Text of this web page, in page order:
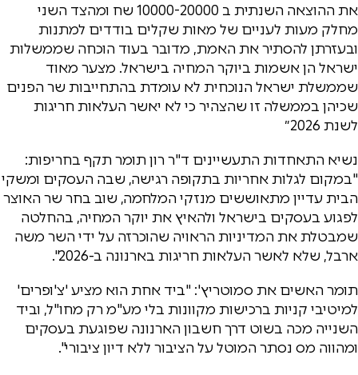
את ההוצאה השנתית ב 10000-20000 שח ומהצד השני
מחלק מעות לעניים של מאות שקלים בודדים למתנות
ובעזרתן להסתיר את האמת, מדובר בעוד הוכחה שממשלות
ישראל הן אשמות ביוקר המחיה בישראל. מצער מאוד
שממשלת ישראל הנוכחית לא עומדת בהתחייבות שר הפנים
שכיהן בממשלה זו שהצהיר כי לא יאשר העלאות חריגות
לשנת 2026״
נשיא התאחדות התעשיינים ד"ר רון תומר תקף בחריפות:
"במקום לגלות אחריות בתקופה רגישה, שבה העסקים ומשקי
הבית עדיין מתאוששים מנזקי המלחמה, שוב בחר שר האוצר
לפגוע בעסקים בישראל ולהאיץ את יוקר המחיה, בהחלטה
שמבטלת את המדיניות הראויה שהוכרזה על ידי השר משה
ארבל, שלא לאשר העלאות חריגות בארנונה ב-2026".
תומר האשים את סמוטריץ': "ביד אחת הוא מציע 'צ'ופרים'
למיטיבי קניות ברכישות מקוונות בלי מע"מ רק מחו"ל, וביד
השנייה מכה בשוט דרך חשבון הארנונה שפוגעת בעסקים
ומהווה מס נסתר המוטל על הציבור ללא דיון ציבורי".